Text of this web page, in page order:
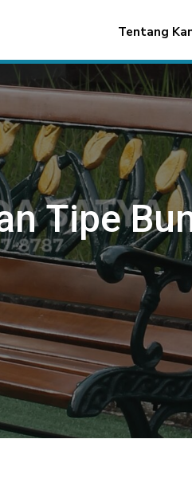
Tentang
Tipe